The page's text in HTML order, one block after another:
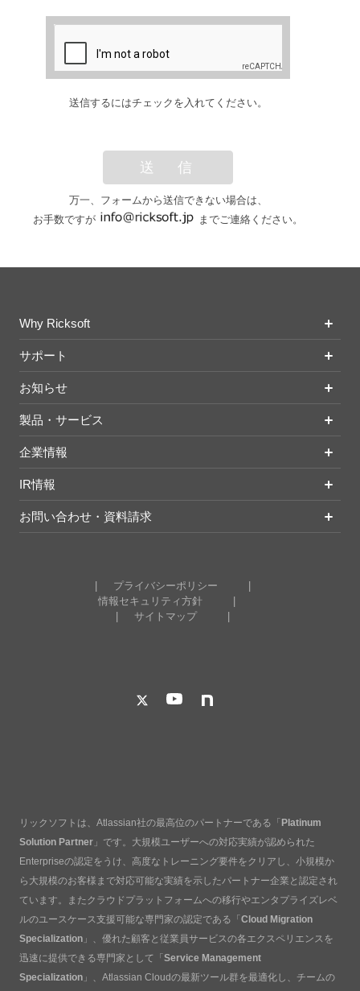
送信するにはチェックを入れてください。
送 信
万一、フォームから送信できない場合は、
お手数ですが
までご連絡ください。
Why Ricksoft
サポート
お知らせ
製品・サービス
企業情報
IR情報
お問い合わせ・資料請求
プライバシーポリシー
情報セキュリティ方針
サイトマップ
リックソフトは、Atlassian社の最高位のパートナーである「 Platinum
Solution Partner 」です。大規模ユーザーへの対応実績が認められた
Enterpriseの認定をうけ、高度なトレーニング要件をクリアし、小規模か
ら大規模のお客様まで対応可能な実績を示したパートナー企業と認定され
ています。またクラウドプラットフォームへの移行やエンタプライズレベ
ルのユースケース支援可能な専門家の認定である「 Cloud Migration
Specialization 」、優れた顧客と従業員サービスの各エクスペリエンスを
迅速に提供できる専門家として「 Service Management
Specialization 」、Atlassian Cloudの最新ツール群を最適化し、チームの